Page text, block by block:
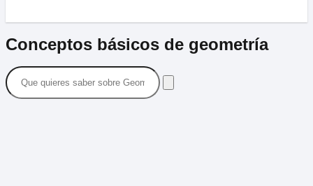
Conceptos básicos de geometría